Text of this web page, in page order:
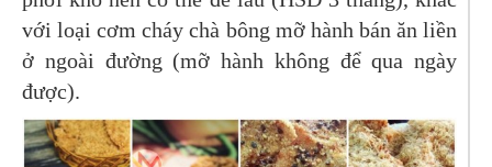
với loại cơm cháy chà bông mỡ hành bán ăn liền
ở ngoài đường (mỡ hành không để qua ngày
được).